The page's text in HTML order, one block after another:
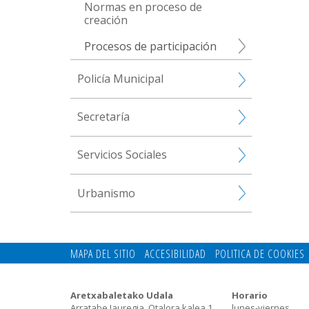
Normas en proceso de
creación
Procesos de participación
Policía Municipal
Secretaría
Servicios Sociales
Urbanismo
MAPA DEL SITIO ACCESIBILIDAD POLITICA DE COOKIES
Aretxabaletako Udala
Horario